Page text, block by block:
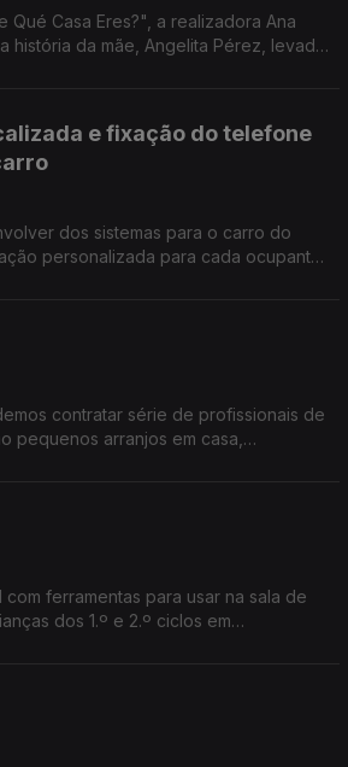
Qué Casa Eres?", a realizadora Ana
história da mãe, Angelita Pérez, levada
e fixação do telefone
dos sistemas para o carro do
personalizada para cada ocupante,
contratar série de profissionais de
pequenos arranjos em casa,
com ferramentas para usar na sala de
dos 1.º e 2.º ciclos em